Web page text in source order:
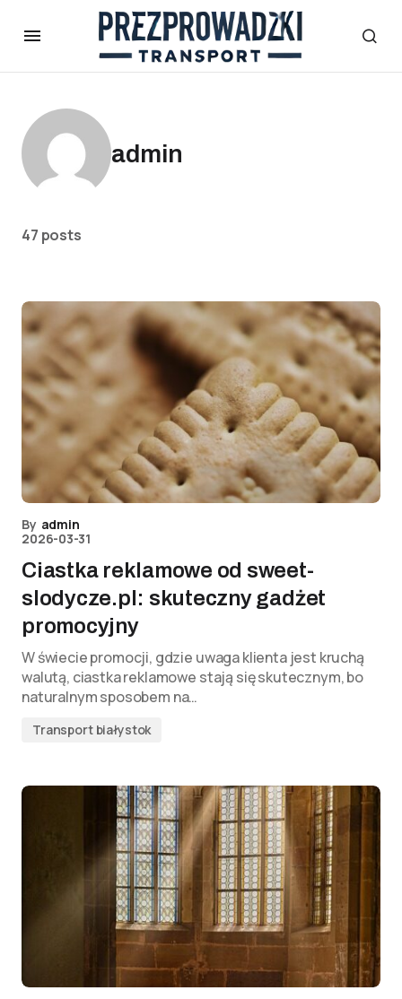
admin
47 posts
By admin
2026-03-31
Ciastka reklamowe od sweet-
slodycze.pl: skuteczny gadżet
promocyjny
W świecie promocji, gdzie uwaga klienta jest kruchą
walutą, ciastka reklamowe stają się skutecznym, bo
naturalnym sposobem na…
Transport białystok